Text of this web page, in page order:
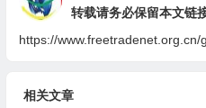
转载请务必保留本文链
https://
相关文章